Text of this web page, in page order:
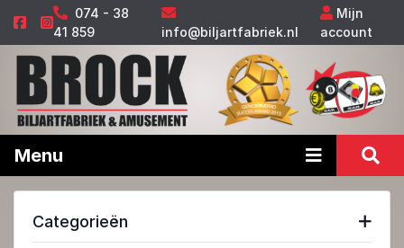
074 - 38
41 859
info@biljartfabriek.nl
Mijn
account
Menu
Categorieën